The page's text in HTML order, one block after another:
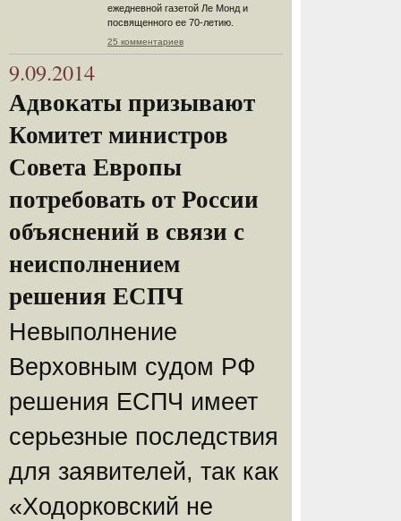
ежедневной газетой Ле Монд и
посвященного ее 70-летию.
25 комментариев
9.09.2014
Адвокаты призывают
Комитет министров
Совета Европы
потребовать от России
объяснений в связи с
неисполнением
решения ЕСПЧ
Невыполнение
Верховным судом РФ
решения ЕСПЧ имеет
серьезные последствия
для заявителей, так как
«Ходорковский не